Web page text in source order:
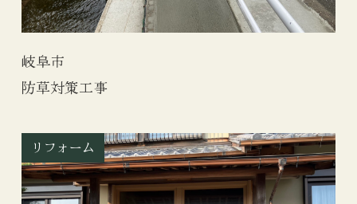
岐阜市
防草対策工事
リフォーム